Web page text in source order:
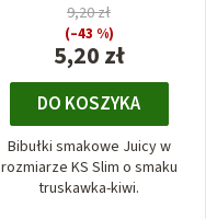
5,20 zł
9,20 zł
(–43 %)
DO KOSZYKA
Bibułki smakowe Juicy w
rozmiarze KS Slim o smaku
truskawka-kiwi.